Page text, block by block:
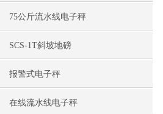
75公斤流水线电子秤
SCS-1T斜坡地磅
报警式电子秤
在线流水线电子秤